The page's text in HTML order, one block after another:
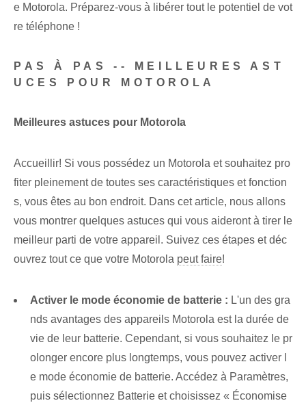
e Motorola. Préparez-vous à libérer tout le potentiel de vot
re téléphone !
PAS À PAS -- MEILLEURES AST
UCES POUR MOTOROLA
Meilleures astuces pour Motorola
Accueillir! Si vous possédez un Motorola et souhaitez pro
fiter pleinement de toutes ses caractéristiques et fonction
s, vous êtes au bon endroit. Dans cet article, nous allons
vous montrer quelques astuces qui vous aideront à tirer le
meilleur parti de votre appareil. Suivez ces étapes et déc
ouvrez tout ce que votre Motorola peut faire!
Activer le mode économie de batterie : L'un des gra
nds avantages des appareils Motorola est la durée de
vie de leur batterie. Cependant, si vous souhaitez le pr
olonger encore plus longtemps, vous pouvez activer l
e mode économie de batterie. Accédez à Paramètres,
puis sélectionnez Batterie et choisissez « Économise